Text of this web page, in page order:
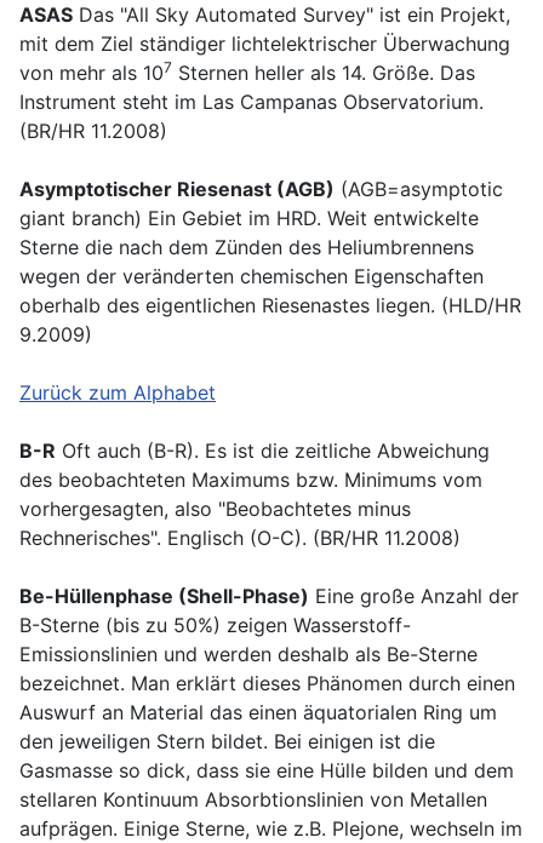
ASAS Das "All Sky Automated Survey" ist ein Projekt,
mit dem Ziel ständiger lichtelektrischer Überwachung
von mehr als 107 Sternen heller als 14. Größe. Das
Instrument steht im Las Campanas Observatorium.
(BR/HR 11.2008)
Asymptotischer Riesenast (AGB) (AGB=asymptotic
giant branch) Ein Gebiet im HRD. Weit entwickelte
Sterne die nach dem Zünden des Heliumbrennens
wegen der veränderten chemischen Eigenschaften
oberhalb des eigentlichen Riesenastes liegen. (HLD/HR
9.2009)
Zurück zum Alphabet
B-R Oft auch (B-R). Es ist die zeitliche Abweichung
des beobachteten Maximums bzw. Minimums vom
vorhergesagten, also "Beobachtetes minus
Rechnerisches". Englisch (O-C). (BR/HR 11.2008)
Be-Hüllenphase (Shell-Phase) Eine große Anzahl der
B-Sterne (bis zu 50%) zeigen Wasserstoff-
Emissionslinien und werden deshalb als Be-Sterne
bezeichnet. Man erklärt dieses Phänomen durch einen
Auswurf an Material das einen äquatorialen Ring um
den jeweiligen Stern bildet. Bei einigen ist die
Gasmasse so dick, dass sie eine Hülle bilden und dem
stellaren Kontinuum Absorbtionslinien von Metallen
aufprägen. Einige Sterne, wie z.B. Plejone, wechseln im